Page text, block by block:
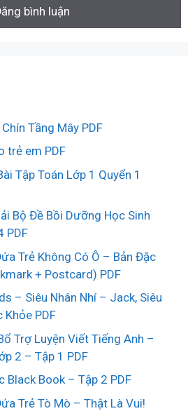
Tầng Mây PDF
trẻ em PDF
Tập Toán Lớp 1 Quyển 1
Bộ Đề Bồi Dưỡng Học Sinh
PDF
Trẻ Không Có Ô – Bản Đặc
+ Postcard) PDF
– Siêu Nhân Nhí – Jack, Siêu
Khỏe PDF
Trợ Luyện Viết Tiếng Anh –
2 – Tập 1 PDF
Black Book – Tập 2 PDF
Trẻ Tò Mò – Thật Là Vui!